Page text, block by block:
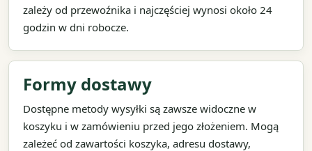
zależy od przewoźnika i najczęściej wynosi około 24
godzin w dni robocze.
Formy dostawy
Dostępne metody wysyłki są zawsze widoczne w
koszyku i w zamówieniu przed jego złożeniem. Mogą
zależeć od zawartości koszyka, adresu dostawy,